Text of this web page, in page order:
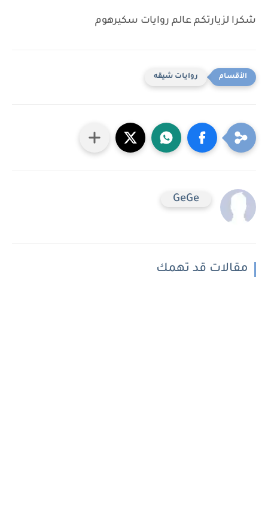
شكرا لزيارتكم عالم روايات سكيرهوم
روايات شيقه
GeGe
مقالات قد تهمك